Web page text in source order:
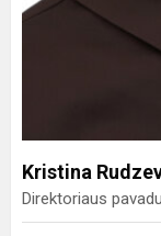
Kristina
Direktoriaus